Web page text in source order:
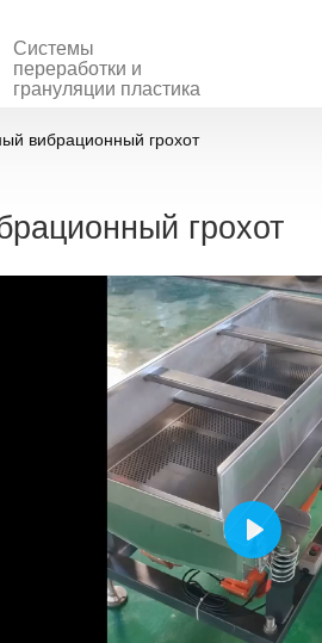
Системы
переработки и
грануляции пластика
вибрационный грохот
грохот
Play